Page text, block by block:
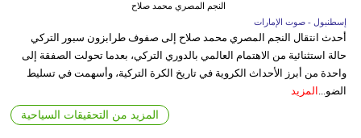
النجم المصري محمد صلاح
إسطنبول - صوت الإمارات
أحدث انتقال النجم المصري محمد صلاح إلى صفوف طرابزون سبور التركي
حالة استثنائية من الاهتمام العالمي بالدوري التركي، بعدما تحولت الصفقة إلى
واحدة من أبرز الأحداث الكروية في تاريخ الكرة التركية، وأسهمت في تسليط
الضو... المزيد
المزيد من التحقيقات السياحية